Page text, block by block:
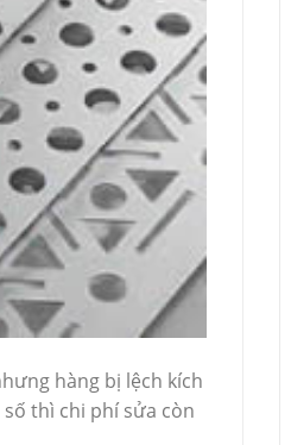
hàng bị lệch kích
thì chi phí sửa còn